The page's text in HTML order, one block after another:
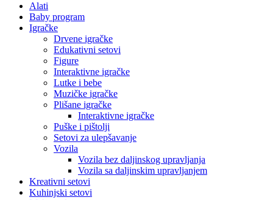
Alati
Baby program
Igračke
Drvene igračke
Edukativni setovi
Figure
Interaktivne igračke
Lutke i bebe
Muzičke igračke
Plišane igračke
Interaktivne igračke
Puške i pištolji
Setovi za ulepšavanje
Vozila
Vozila bez daljinskog upravljanja
Vozila sa daljinskim upravljanjem
Kreativni setovi
Kuhinjski setovi